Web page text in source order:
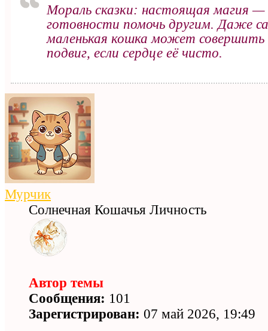
Мораль сказки: настоящая магия —
готовности помочь другим. Даже
маленькая кошка может совершить
подвиг, если сердце её чисто.
Мурчик
Солнечная Кошачья Личность
Автор темы
Сообщения: 101
Зарегистрирован: 07 май 2026, 19:49